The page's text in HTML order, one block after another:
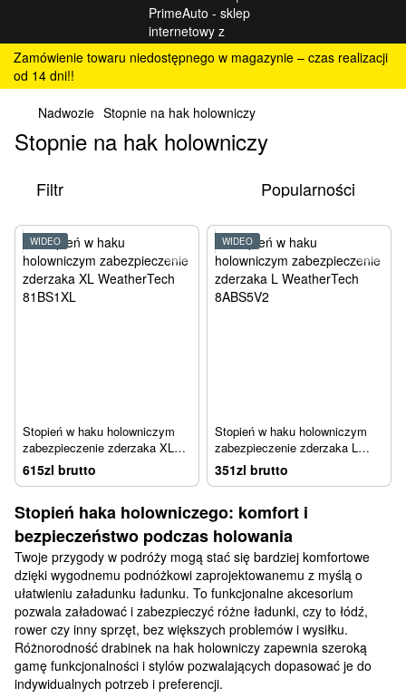
Zamówienie towaru niedostępnego w magazynie – czas realizacji
od 14 dni!!
Nadwozie Stopnie na hak holowniczy
Stopnie na hak holowniczy
Filtr Popularności
WIDEO
Stopień w haku holowniczym
zabezpieczenie zderzaka XL
WeatherTech 81BS1XL
615zl brutto
WIDEO
Stopień w haku holowniczym
zabezpieczenie zderzaka L
WeatherTech 8ABS5V2
351zl brutto
Stopień haka holowniczego: komfort i
bezpieczeństwo podczas holowania
Twoje przygody w podróży mogą stać się bardziej komfortowe
dzięki wygodnemu podnóżkowi zaprojektowanemu z myślą o
ułatwieniu załadunku ładunku. To funkcjonalne akcesorium
pozwala załadować i zabezpieczyć różne ładunki, czy to łódź,
rower czy inny sprzęt, bez większych problemów i wysiłku.
Różnorodność drabinek na hak holowniczy zapewnia szeroką
gamę funkcjonalności i stylów pozwalających dopasować je do
indywidualnych potrzeb i preferencji.